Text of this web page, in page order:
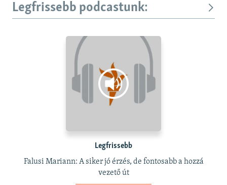
Legfrissebb podcastunk:
Legfrissebb
Falusi Mariann: A siker jó érzés, de fontosabb a hozzá
vezető út